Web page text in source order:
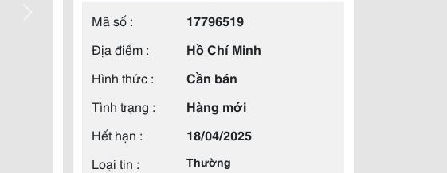
Mã số :
17796519
Địa điểm :
Hồ Chí Minh
Hình thức :
Cần bán
Tình trạng :
Hàng mới
Hết hạn :
18/04/2025
Loại tin :
Thường